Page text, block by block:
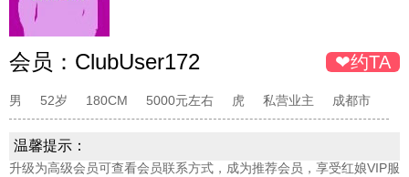
会员： ClubUser172 ❤约TA
男 52岁 180CM 5000元左右 虎 私营业主 成都市
温馨提示：
升级为高级会员可查看会员联系方式，成为推荐会员，享受红娘VIP服